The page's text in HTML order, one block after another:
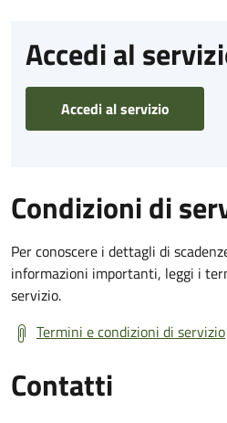
Accedi al
Accedi al servizio
Condizioni di
Per conoscere i dettagli di
informazioni importanti, leggi i
servizio.
Termini e condizioni di servizio
Contatti